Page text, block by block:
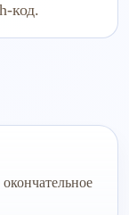
код.